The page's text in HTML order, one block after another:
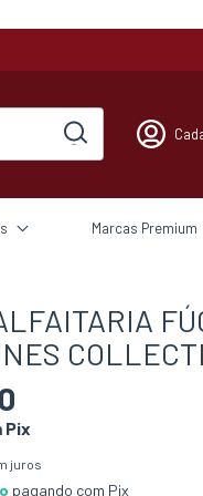
Marcas Premium
Pix
juros
pagando com Pix